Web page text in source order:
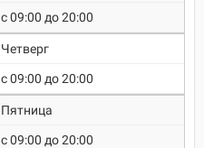
c 09:00 до 20:00
Четверг
c 09:00 до 20:00
Пятница
c 09:00 до 20:00